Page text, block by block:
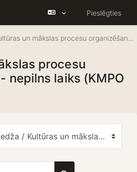
Pieslēgties
Kultūras un mākslas procesu organizēšana - nepilns laiks (KMPO NL)
procesu
nepilns laiks (KMPO